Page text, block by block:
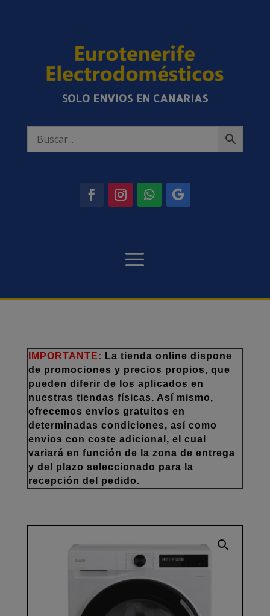
SOLO ENVIOS EN CANARIAS
IMPORTANTE: La tienda online dispone
de promociones y precios propios, que
pueden diferir de los aplicados en
nuestras tiendas físicas. Así mismo,
ofrecemos envíos gratuitos en
determinadas condiciones, así como
envíos con coste adicional, el cual
variará en función de la zona de entrega
y del plazo seleccionado para la
recepción del pedido.